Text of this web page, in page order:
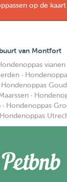
op de kaart
van Montfort
vianen
·
Hondenoppas
·
· Hondenoppas
Hondenoppas